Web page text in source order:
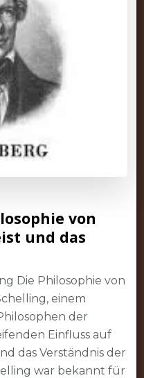
von
und das
Die Philosophie von
einem
der
Einfluss auf
das Verständnis der
war bekannt für